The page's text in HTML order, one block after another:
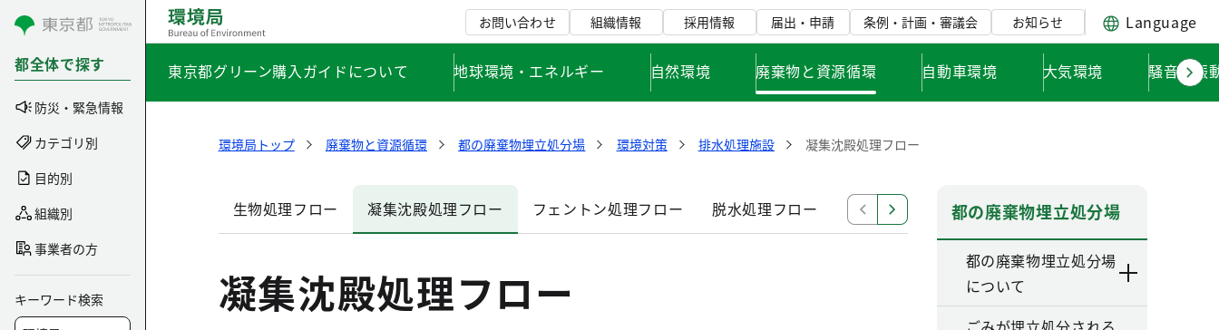
コンテンツにスキップ
都全体で探す
防災・緊急情報
カテゴリ別
目的別
組織別
事業者の方
キーワード検索
お問い合わせ 組織情報 採用情報 届出・申請 条例・計画・審議会 お知らせ Language
東京都グリーン購入ガイドについて 地球環境・エネルギー 自然環境 廃棄物と資源循環 自動車環境 大気環境 騒音・振
環境局トップ 廃棄物と資源循環 都の廃棄物埋立処分場 環境対策 排水処理施設 凝集沈殿処理フロー
生物処理フロー 凝集沈殿処理フロー フェントン処理フロー 脱水処理フロー ろ過処理フロー 集水池 調整池
凝集沈殿処理フロー
都の廃棄物埋立処分場
都の廃棄物埋立処分場
について